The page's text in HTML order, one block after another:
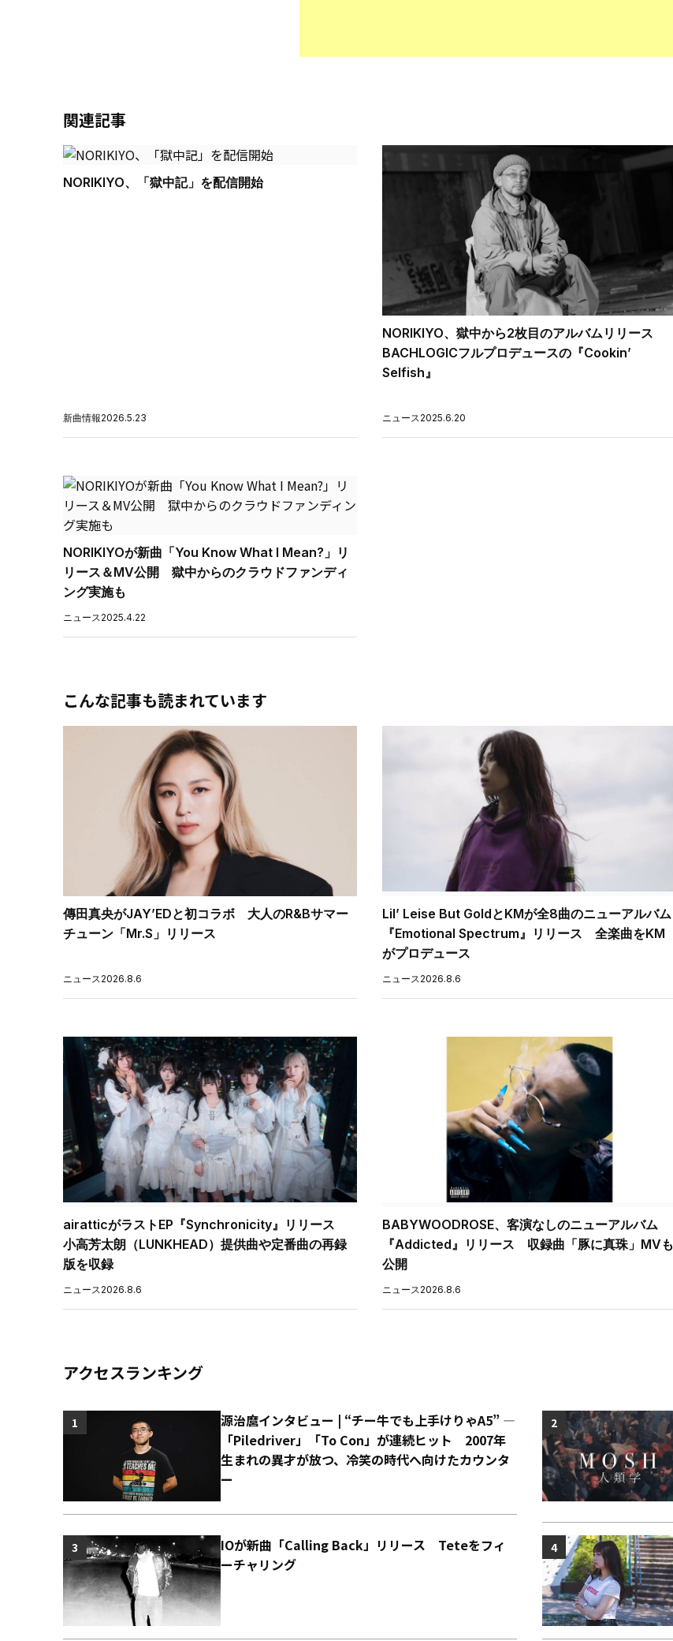
関連記事
NORIKIYO、「獄中記」を配信開始
新曲情報2026.5.23
NORIKIYO、獄中から2枚目のアルバムリリース
BACHLOGICフルプロデュースの『Cookin’
Selfish』
ニュース 2025.6.20
NORIKIYOが新曲「You Know What I Mean?」リ
リース＆MV公開 獄中からのクラウドファンディ
ング実施も
ニュース 2025.4.22
こんな記事も読まれています
傳田真央がJAY’EDと初コラボ 大人のR&Bサマー
チューン「Mr.S」リリース
ニュース 2026.8.6
Lil’ Leise But GoldとKMが全8曲のニューアルバム
『Emotional Spectrum』リリース 全楽曲をKM
がプロデュース
ニュース 2026.8.6
airatticがラストEP『Synchronicity』リリース
小高芳太朗（LUNKHEAD）提供曲や定番曲の再録
版を収録
ニュース 2026.8.6
BABYWOODROSE、客演なしのニューアルバム
『Addicted』リリース 収録曲「豚に真珠」MVも
公開
ニュース 2026.8.6
アクセスランキング
源治麿インタビュー | “チー牛でも上手けりゃA5” ―
「Piledriver」「To Con」が連続ヒット 2007年
生まれの異才が放つ、冷笑の時代へ向けたカウンタ
ー
1 2
IOが新曲「Calling Back」リリース Teteをフィ
ーチャリング
3 4